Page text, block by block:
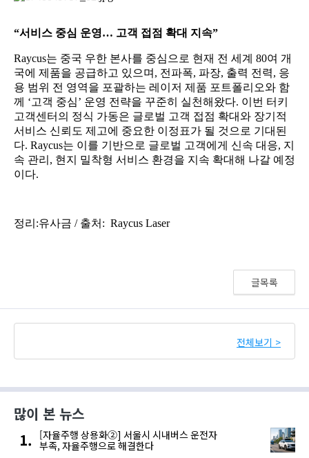
글목록
전체보기 >
많이 본 뉴스
[자율주행 상용화②] 서울시 시내버스 운전자
부족, 자율주행으로 해결한다